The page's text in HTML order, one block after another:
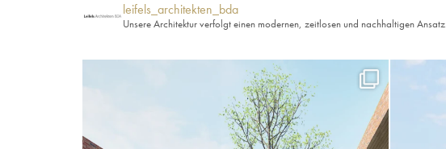
leifels_architekten_bda
Unsere Architektur verfolgt einen modernen, zeitlosen und nachhaltigen